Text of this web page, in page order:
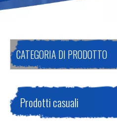
CATEGORIA DI PRODOTTO
Prodotti casuali